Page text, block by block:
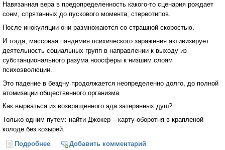
Навязанная вера в предопределенность какого-то сценария рождает
сонм, спрятанных до пускового момента, стереотипов.
После инокуляции они размножаются со страшной скоростью.
И тогда, массовая пандемия психического заражения активизирует
деятельность социальных групп в направлении к выходу из
субстанционального разума ноосферы к низшим слоям
психоэволюции.
Это падение в бездну продолжается неопределенно долго, до полной
атомизации общественного организма.
Как вырваться из возвращенного ада затерянных душ?
Только одним путем: найти Джокер – карту-оборотня в крапленой
колоде без козырей.
Подробнее о Модель Джокера
Добавить комментарий